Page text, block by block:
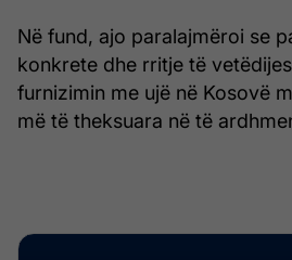
Në fund, ajo paralajmëroi se
konkrete dhe rritje të
furnizimin me ujë në Kosovë
më të theksuara në të